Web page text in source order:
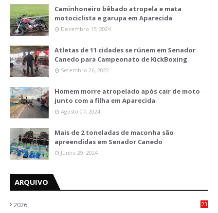
Caminhoneiro bêbado atropela e mata
motociclista e garupa em Aparecida
Dezembro 15, 2024
Atletas de 11 cidades se rúnem em Senador
Canedo para Campeonato de KickBoxing
Setembro 26, 2022
Homem morre atropelado após cair de moto
junto com a filha em Aparecida
Agosto 07, 2024
Mais de 2 toneladas de maconha são
apreendidas em Senador Canedo
Junho 29, 2024
ARQUIVO
2026
23